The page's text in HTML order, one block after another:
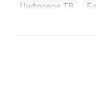
Цифровое ТВ
Кровать